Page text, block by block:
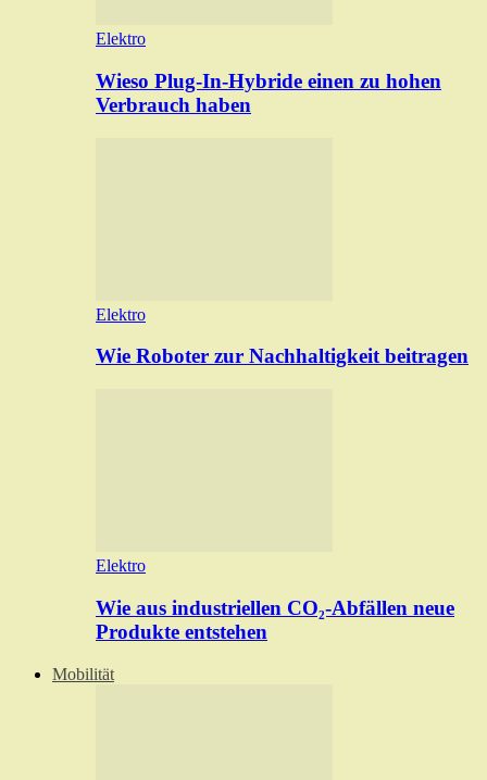
Elektro
Wieso Plug-In-Hybride einen zu hohen
Verbrauch haben
Elektro
Wie Roboter zur Nachhaltigkeit beitragen
Elektro
Wie aus industriellen CO₂-Abfällen neue
Produkte entstehen
Mobilität